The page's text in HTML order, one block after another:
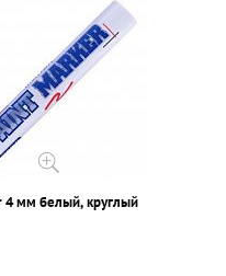
4 мм белый, круглый